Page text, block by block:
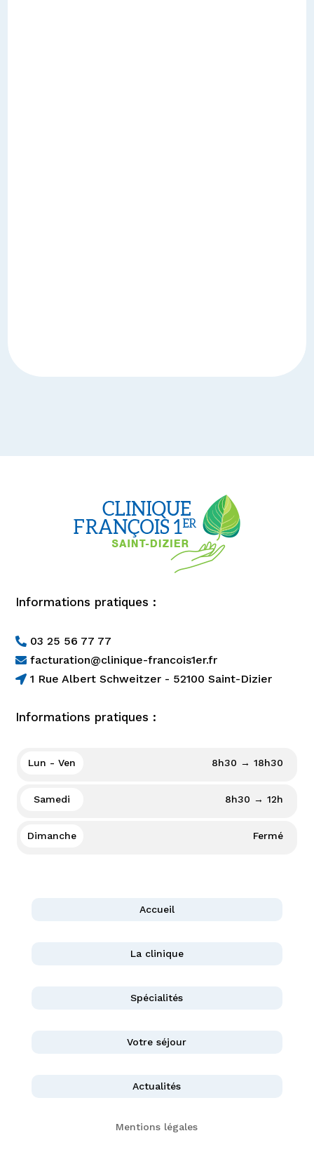
Informations pratiques :
 03 25 56 77 77
 facturation@clinique-francois1er.fr
 1 Rue Albert Schweitzer - 52100 Saint-Dizier
Informations pratiques :
Lun - Ven 8h30 → 18h30
Samedi 8h30 → 12h
Dimanche Fermé
Accueil
La clinique
Spécialités
Votre séjour
Actualités
Mentions légales